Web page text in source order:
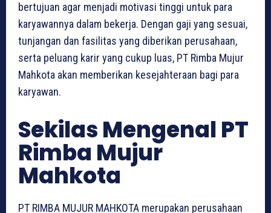
bertujuan agar menjadi motivasi tinggi untuk para
karyawannya dalam bekerja. Dengan gaji yang sesuai,
tunjangan dan fasilitas yang diberikan perusahaan,
serta peluang karir yang cukup luas, PT Rimba Mujur
Mahkota akan memberikan kesejahteraan bagi para
karyawan.
Sekilas Mengenal PT
Rimba Mujur
Mahkota
PT RIMBA MUJUR MAHKOTA merupakan perusahaan